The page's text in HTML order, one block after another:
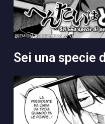
sei una specie